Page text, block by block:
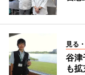
見る
谷
も拡